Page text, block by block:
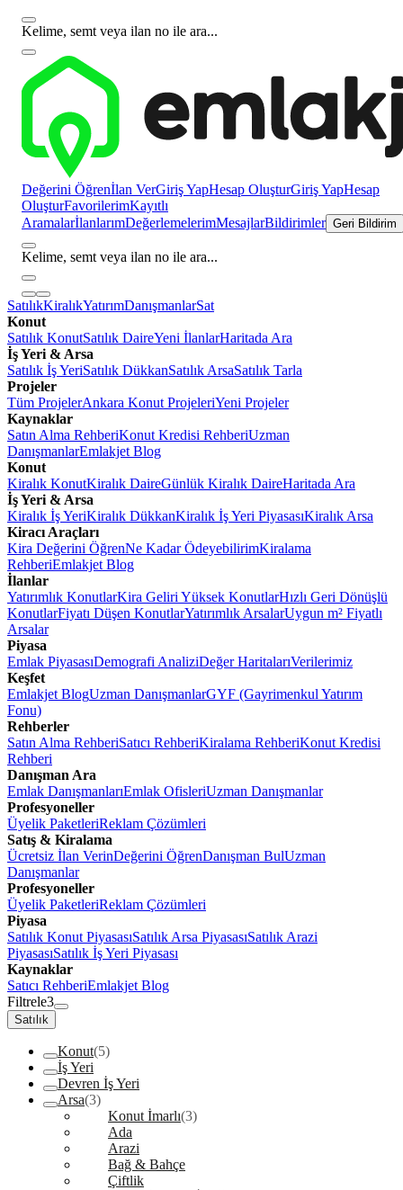
Kelime, semt veya ilan no ile ara...
Değerini Öğrenİlan VerGiriş YapHesap OluşturGiriş YapHesap
OluşturFavorilerimKayıtlı
AramalarİlanlarımDeğerlemelerimMesajlarBildirimler Geri Bildirim
Kelime, semt veya ilan no ile ara...
SatılıkKiralıkYatırımDanışmanlarSat
Konut
Satılık KonutSatılık DaireYeni İlanlarHaritada Ara
İş Yeri & Arsa
Satılık İş YeriSatılık DükkanSatılık ArsaSatılık Tarla
Projeler
Tüm ProjelerAnkara Konut ProjeleriYeni Projeler
Kaynaklar
Satın Alma RehberiKonut Kredisi RehberiUzman
DanışmanlarEmlakjet Blog
Konut
Kiralık KonutKiralık DaireGünlük Kiralık DaireHaritada Ara
İş Yeri & Arsa
Kiralık İş YeriKiralık DükkanKiralık İş Yeri PiyasasıKiralık Arsa
Kiracı Araçları
Kira Değerini ÖğrenNe Kadar ÖdeyebilirimKiralama
RehberiEmlakjet Blog
İlanlar
Yatırımlık KonutlarKira Geliri Yüksek KonutlarHızlı Geri Dönüşlü
KonutlarFiyatı Düşen KonutlarYatırımlık ArsalarUygun m² Fiyatlı
Arsalar
Piyasa
Emlak PiyasasıDemografi AnaliziDeğer HaritalarıVerilerimiz
Keşfet
Emlakjet BlogUzman DanışmanlarGYF (Gayrimenkul Yatırım
Fonu)
Rehberler
Satın Alma RehberiSatıcı RehberiKiralama RehberiKonut Kredisi
Rehberi
Danışman Ara
Emlak DanışmanlarıEmlak OfisleriUzman Danışmanlar
Profesyoneller
Üyelik PaketleriReklam Çözümleri
Satış & Kiralama
Ücretsiz İlan VerinDeğerini ÖğrenDanışman BulUzman
Danışmanlar
Profesyoneller
Üyelik PaketleriReklam Çözümleri
Piyasa
Satılık Konut PiyasasıSatılık Arsa PiyasasıSatılık Arazi
PiyasasıSatılık İş Yeri Piyasası
Kaynaklar
Satıcı RehberiEmlakjet Blog
Filtrele3
Satılık
Konut(5)
İş Yeri
Devren İş Yeri
Arsa(3)
Konut İmarlı(3)
Ada
Arazi
Bağ & Bahçe
Çiftlik